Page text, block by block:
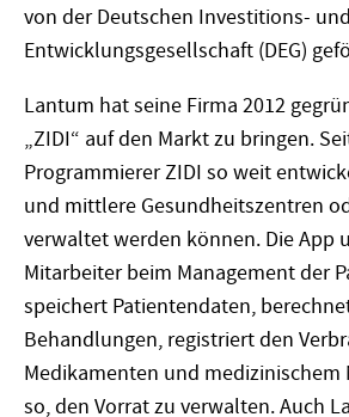
von der Deutschen Investitions- und
Entwicklungsgesellschaft (DEG)
Lantum hat seine Firma 2012
„ZIDI“ auf den Markt zu bringen.
Programmierer ZIDI so weit
und mittlere Gesundheitszentren
verwaltet werden können. Die App
Mitarbeiter beim Management der
speichert Patientendaten,
Behandlungen, registriert den
Medikamenten und
so, den Vorrat zu verwalten. Auch